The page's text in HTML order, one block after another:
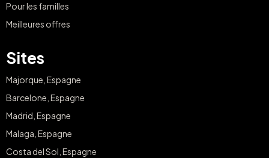
Pour les familles
Meilleures offres
Sites
Majorque, Espagne
Barcelone, Espagne
Madrid, Espagne
Malaga, Espagne
Costa del Sol, Espagne